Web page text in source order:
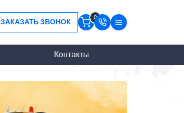
ЗАКАЗАТЬ ЗВОНОК
0
Контакты